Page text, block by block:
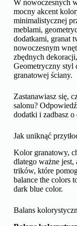
który nawiązuje
z antykami,
retro, granat
czasie. Kolor
aranżacji wnętrz w
zadbać o
Styl nowoczesny –
granatowym
W nowoczesnych
mocny akcent
minimalistycznej
dodatkami, granat
zbędnych
Geometryczny styl
granatowej ściany.
Zastanawiasz się,
dodatki i zadbasz